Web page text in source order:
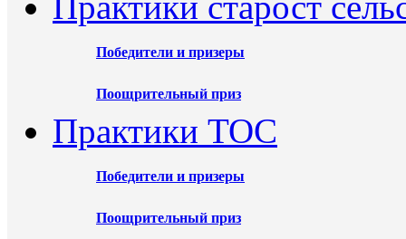
Победители и призеры
Поощрительный приз
Практики ТОС
Победители и призеры
Поощрительный приз